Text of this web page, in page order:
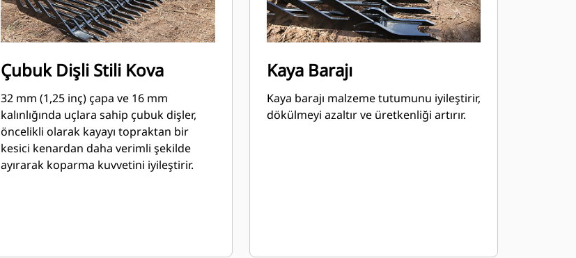
Çubuk Dişli Stili Kova
32 mm (1,25 inç) çapa ve 16 mm
kalınlığında uçlara sahip çubuk dişler,
öncelikli olarak kayayı topraktan bir
kesici kenardan daha verimli şekilde
ayırarak koparma kuvvetini iyileştirir.
Kaya Barajı
Kaya barajı malzeme tutumunu iyileştirir,
dökülmeyi azaltır ve üretkenliği artırır.